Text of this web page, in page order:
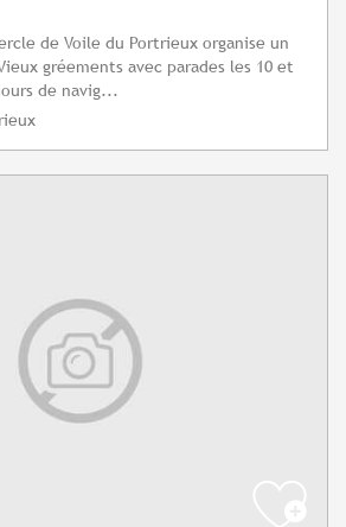
de Voile du Portrieux organise un
gréements avec parades les 10 et
de navig...